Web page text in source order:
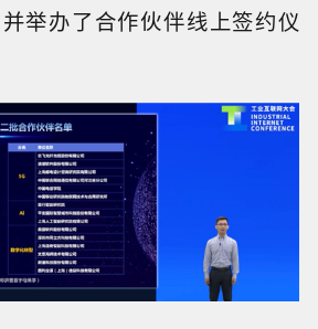
举办了合作伙伴线上签约仪